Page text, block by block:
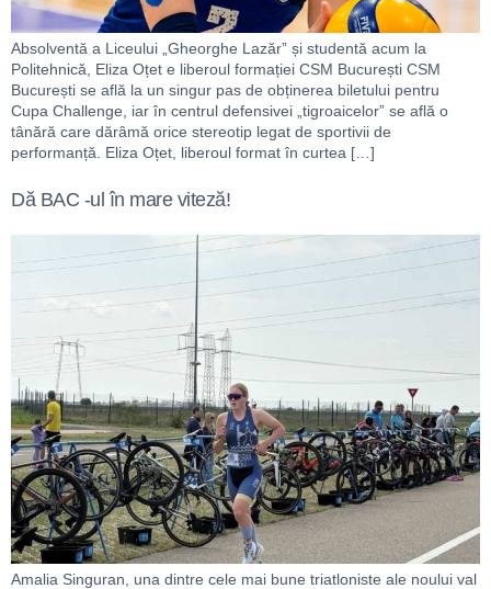
Absolventă a Liceului „Gheorghe Lazăr” și studentă acum la
Politehnică, Eliza Oțet e liberoul formației CSM București CSM
București se află la un singur pas de obținerea biletului pentru
Cupa Challenge, iar în centrul defensivei „tigroaicelor” se află o
tânără care dărâmă orice stereotip legat de sportivii de
performanță. Eliza Oțet, liberoul format în curtea […]
Dă BAC -ul în mare viteză!
Amalia Singuran, una dintre cele mai bune triatloniste ale noului val